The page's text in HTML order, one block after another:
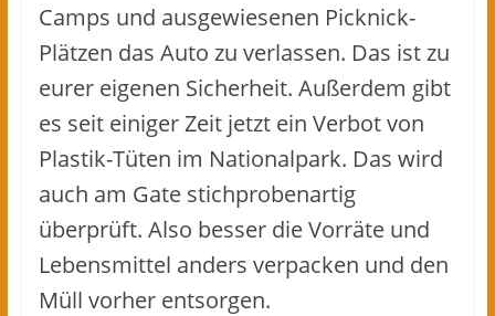
Camps und ausgewiesenen Picknick-
Plätzen das Auto zu verlassen. Das ist zu
eurer eigenen Sicherheit. Außerdem gibt
es seit einiger Zeit jetzt ein Verbot von
Plastik-Tüten im Nationalpark. Das wird
auch am Gate stichprobenartig
überprüft. Also besser die Vorräte und
Lebensmittel anders verpacken und den
Müll vorher entsorgen.